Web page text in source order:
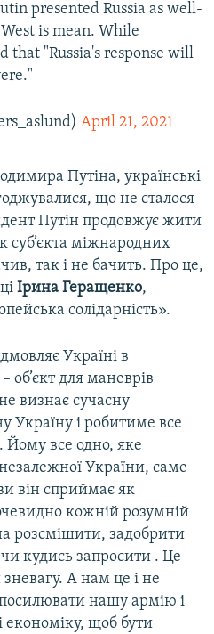
presented Russia as well-
is mean. While
that "Russia's response will
April 21, 2021
Путіна, українські
що не сталося
Путін продовжує жити
суб’єкта міжнародних
так і не бачить. Про це,
Ірина Геращенко,
солідарність».
Україні в
об’єкт для маневрів
визнає сучасну
Україну і робитиме все
все одно, яке
України, саме
він сприймає як
кожній розумній
розсмішити, задобрити
кудись запросити . Це
А нам це і не
нашу армію і
щоб бути